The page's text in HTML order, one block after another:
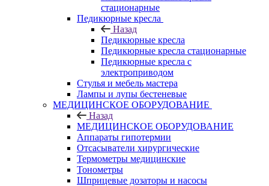
стационарные
Педикюрные кресла
Назад
Педикюрные кресла
Педикюрные кресла стационарные
Педикюрные кресла с
электроприводом
Стулья и мебель мастера
Лампы и лупы бестеневые
МЕДИЦИНСКОЕ ОБОРУДОВАНИЕ
Назад
МЕДИЦИНСКОЕ ОБОРУДОВАНИЕ
Аппараты гипотермии
Отсасыватели хирургические
Термометры медицинские
Тонометры
Шприцевые дозаторы и насосы